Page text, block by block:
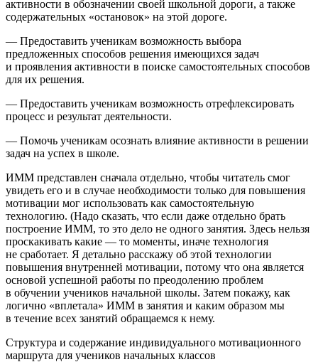
активности в обозначении своей школьной дороги, а также
содержательных «остановок» на этой дороге.
— Предоставить ученикам возможность выбора
предложенных способов решения имеющихся задач
и проявления активности в поиске самостоятельных способов
для их решения.
— Предоставить ученикам возможность отрефлексировать
процесс и результат деятельности.
— Помочь ученикам осознать влияние активности в решении
задач на успех в школе.
ИММ представлен сначала отдельно, чтобы читатель смог
увидеть его и в случае необходимости только для повышения
мотивации мог использовать как самостоятельную
технологию. (Надо сказать, что если даже отдельно брать
построение ИММ, то это дело не одного занятия. Здесь нельзя
проскакивать какие — то моменты, иначе технология
не сработает. Я детально расскажу об этой технологии
повышения внутренней мотивации, потому что она является
основой успешной работы по преодолению проблем
в обучении учеников начальной школы. Затем покажу, как
логично «вплетала» ИММ в занятия и каким образом мы
в течение всех занятий обращаемся к нему.
Структура и содержание индивидуального мотивационного
маршрута для учеников начальных классов